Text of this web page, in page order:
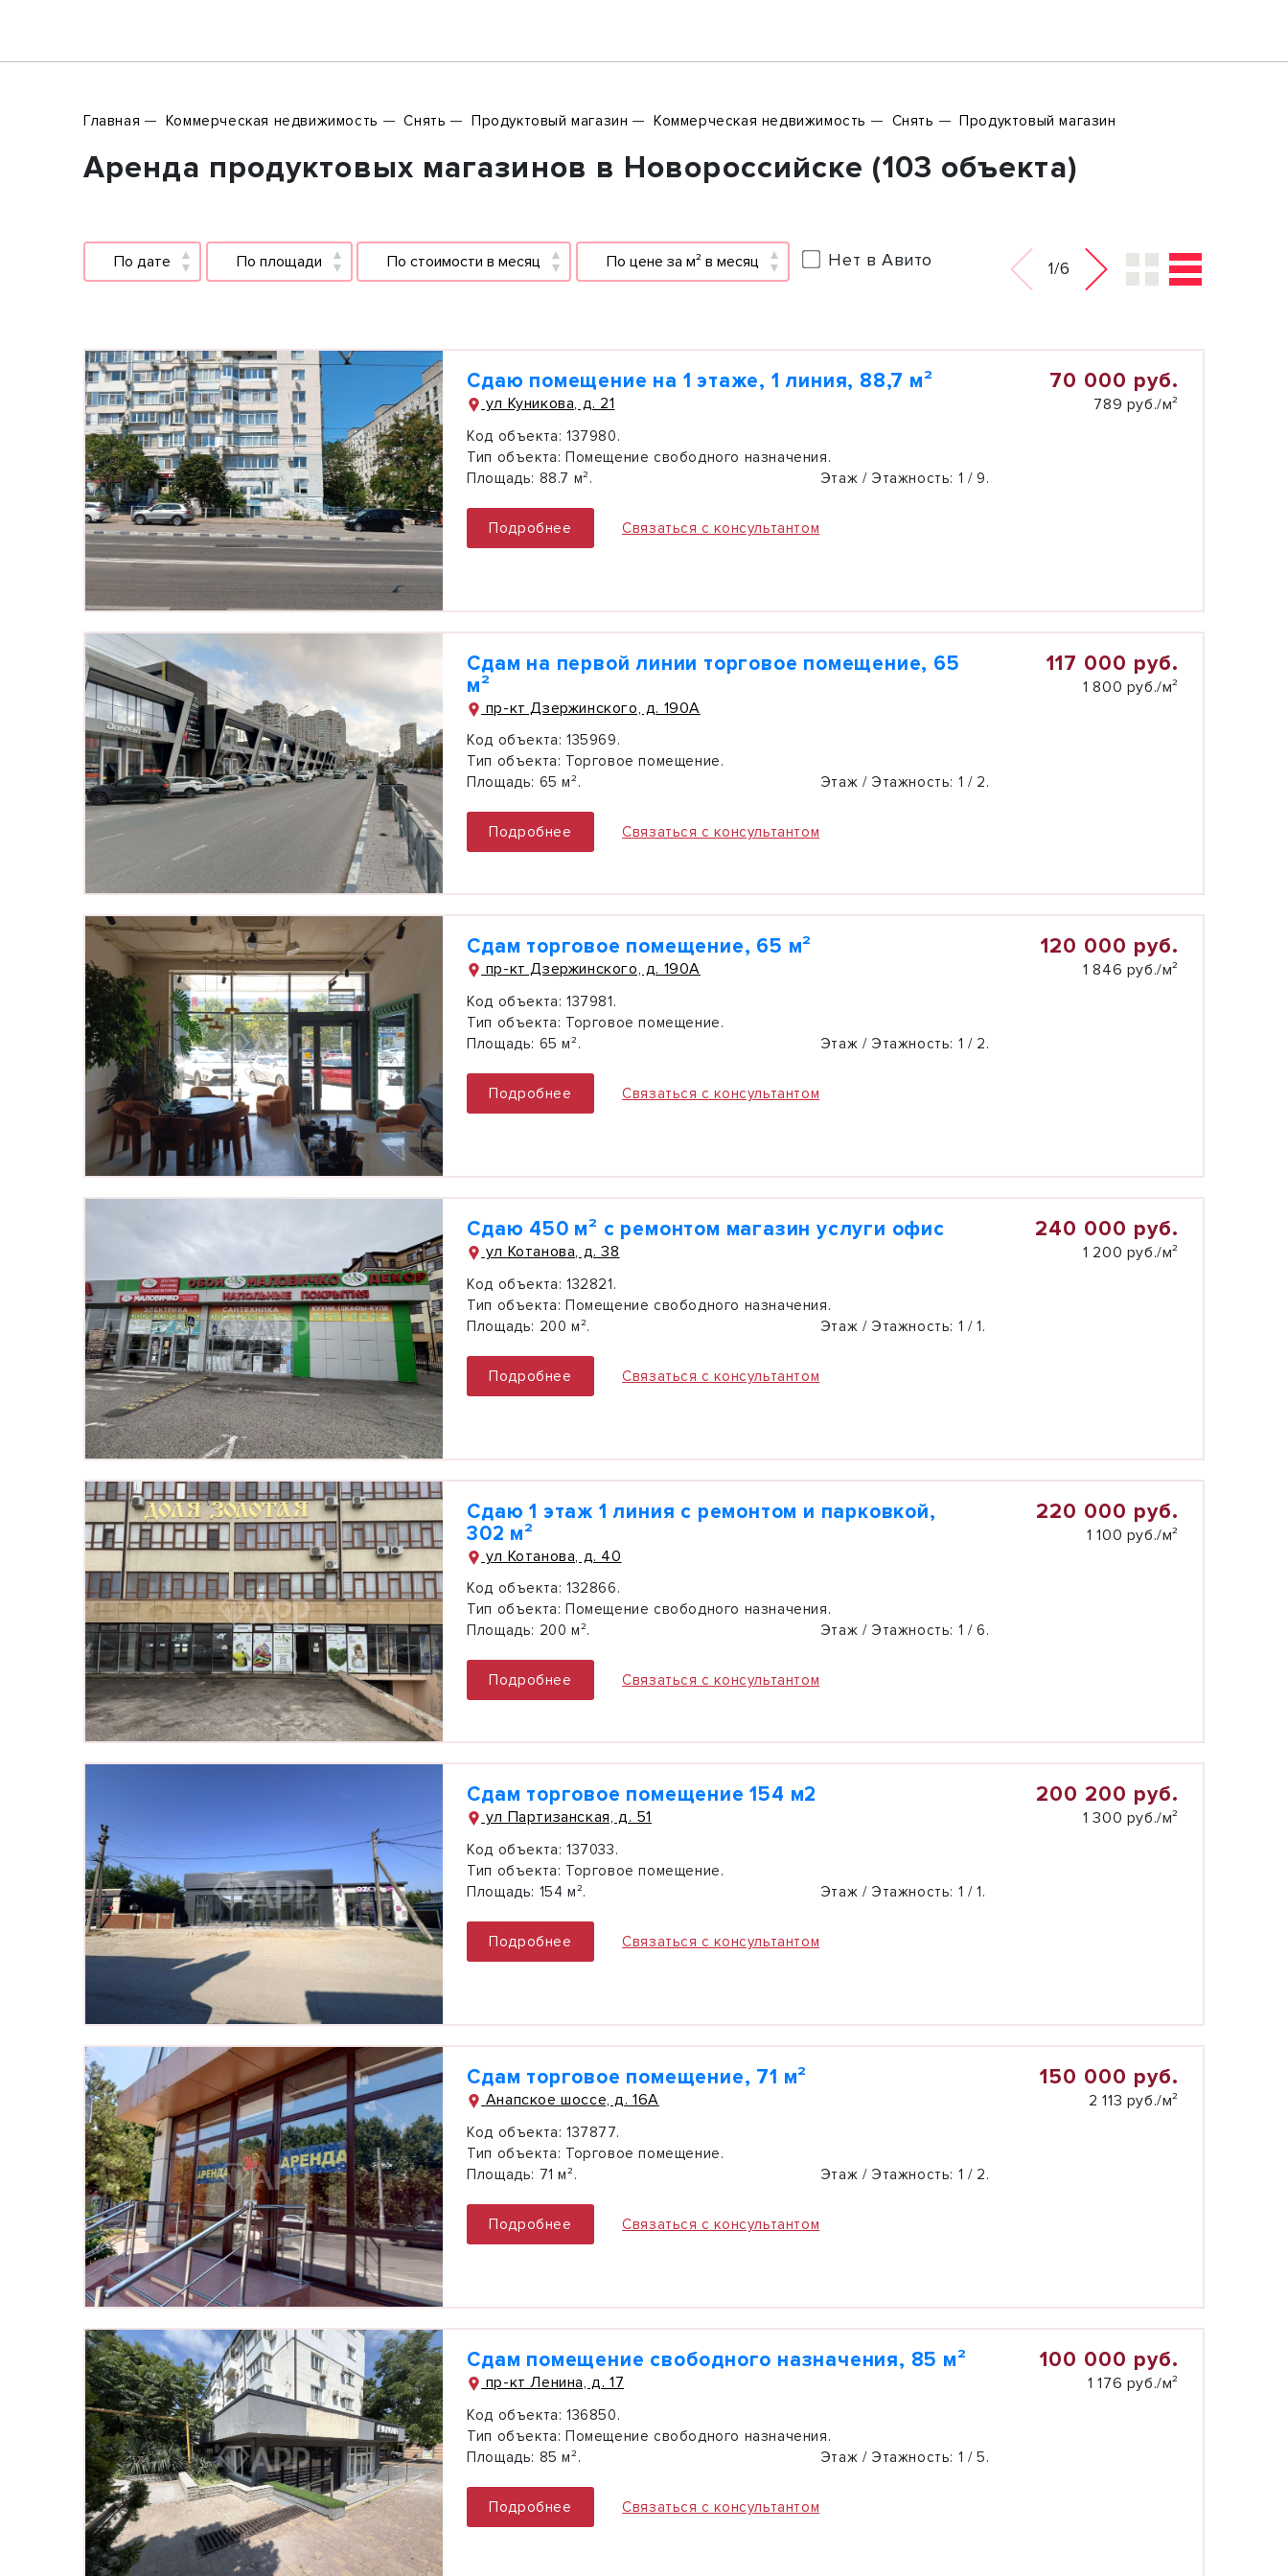
Главная Коммерческая недвижимость Снять Продуктовый магазин Коммерческая недвижимость Снять Продуктовый магазин
Аренда продуктовых магазинов в Новороссийске (103 объекта)
По дате По площади По стоимости в месяц По цене за м² в месяц Нет в Авито 1/6
Сдаю помещение на 1 этаже, 1 линия, 88,7 м²
ул Куникова, д. 21
70 000 руб.
789 руб./м²
Код объекта: 137980.
Тип объекта: Помещение свободного назначения.
Площадь: 88.7 м². Этаж / Этажность: 1 / 9.
Подробнее Связаться с консультантом
Сдам на первой линии торговое помещение, 65
м²
пр-кт Дзержинского, д. 190А
117 000 руб.
1 800 руб./м²
Код объекта: 135969.
Тип объекта: Торговое помещение.
Площадь: 65 м². Этаж / Этажность: 1 / 2.
Подробнее Связаться с консультантом
Сдам торговое помещение, 65 м²
пр-кт Дзержинского, д. 190А
120 000 руб.
1 846 руб./м²
Код объекта: 137981.
Тип объекта: Торговое помещение.
Площадь: 65 м². Этаж / Этажность: 1 / 2.
Подробнее Связаться с консультантом
Сдаю 450 м² с ремонтом магазин услуги офис
ул Котанова, д. 38
240 000 руб.
1 200 руб./м²
Код объекта: 132821.
Тип объекта: Помещение свободного назначения.
Площадь: 200 м². Этаж / Этажность: 1 / 1.
Подробнее Связаться с консультантом
Сдаю 1 этаж 1 линия с ремонтом и парковкой,
302 м²
ул Котанова, д. 40
220 000 руб.
1 100 руб./м²
Код объекта: 132866.
Тип объекта: Помещение свободного назначения.
Площадь: 200 м². Этаж / Этажность: 1 / 6.
Подробнее Связаться с консультантом
Сдам торговое помещение 154 м2
ул Партизанская, д. 51
200 200 руб.
1 300 руб./м²
Код объекта: 137033.
Тип объекта: Торговое помещение.
Площадь: 154 м². Этаж / Этажность: 1 / 1.
Подробнее Связаться с консультантом
Сдам торговое помещение, 71 м²
Анапское шоссе, д. 16А
150 000 руб.
2 113 руб./м²
Код объекта: 137877.
Тип объекта: Торговое помещение.
Площадь: 71 м². Этаж / Этажность: 1 / 2.
Подробнее Связаться с консультантом
Сдам помещение свободного назначения, 85 м²
пр-кт Ленина, д. 17
100 000 руб.
1 176 руб./м²
Код объекта: 136850.
Тип объекта: Помещение свободного назначения.
Площадь: 85 м². Этаж / Этажность: 1 / 5.
Подробнее Связаться с консультантом